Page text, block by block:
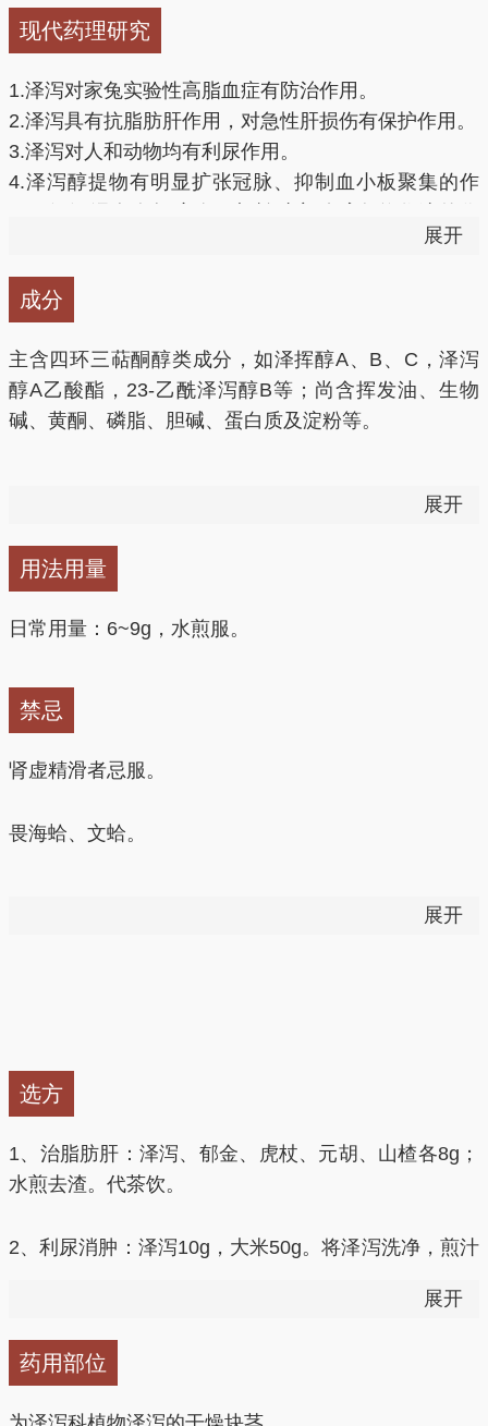
现代药理研究
1.泽泻对家兔实验性高脂血症有防治作用。
2.泽泻具有抗脂肪肝作用，对急性肝损伤有保护作用。
3.泽泻对人和动物均有利尿作用。
4.泽泻醇提物有明显扩张冠脉、抑制血小板聚集的作
5.泽泻水煎剂具抗炎作用。
6.泽泻水煎剂可抑制接触性皮炎，泽泻素对人红细胞、
用。
7.泽泻提取物有轻度降血糖与抗兔肌痉挛的作用。
展开
成分
主含四环三萜酮醇类成分，如泽挥醇A、B、C，泽泻
醇A乙酸酯，23-乙酰泽泻醇B等；尚含挥发油、生物
碱、黄酮、磷脂、胆碱、蛋白质及淀粉等。
氯化物的排泄，对肾炎患者利尿作用更为明显；有降
压、降血糖、抗菌、抗炎、抗脂肪肝作用。
展开
用法用量
日常用量：6~9g，水煎服。
禁忌
肾虚精滑者忌服。
畏海蛤、文蛤。
有报道内服可引起恶心、呕吐、肠鸣腹泻、腹痛等消化
道反应。大剂量或久服可导致水、电解质平衡失调、肝
功能异常、血尿等。外敷可致发疱性皮炎。
展开
选方
1、治脂肪肝：泽泻、郁金、虎杖、元胡、山楂各8g；
水煎去渣。代茶饮。
2、利尿消肿：泽泻10g，大米50g。将泽泻洗净，煎汁
3、治气弱型心神不安、惊悸失眠、妊娠水肿：泽泻、
茯苓各50g，先将乌鸡处理干净，将2匙黄酒倒入鸡腹
展开
药用部位